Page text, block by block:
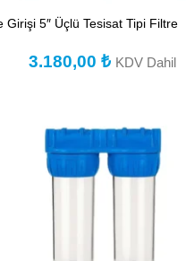
Girişi 5″ Üçlü Tesisat Tipi Filtre
3.180,00₺ KDV Dahil